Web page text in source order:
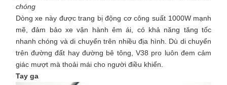
chóng
Dòng xe này được trang bị động cơ công suất 1000W mạnh
mẽ, đảm bảo xe vận hành êm ái, có khả năng tăng tốc
nhanh chóng và di chuyển trên nhiều địa hình. Dù di chuyển
trên đường đất hay đường bê tông, V38 pro luôn đem cảm
giác mượt mà thoải mái cho người điều khiển.
Tay ga